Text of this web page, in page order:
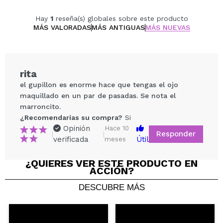
Hay 1reseña(s) globales sobre este producto
MÁS VALORADASMÁS ANTIGUASMÁS NUEVAS
Compartir un vídeo o una foto
Tu vídeo podría ser el primero. Imagínatelo...
rita
el gupillon es enorme hace que tengas el ojo
maquillado en un par de pasadas. Se nota el
marroncito.
¿Recomendarías su compra? Si
|
Opinión
verificada
|
Hace 10
meses
Útil
Responder
¿QUIERES VER ESTE PRODUCTO EN
ACCIÓN?
DESCUBRE MÁS